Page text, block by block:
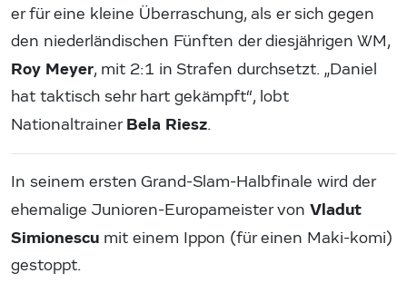
er für eine kleine Überraschung, als er sich gegen
den niederländischen Fünften der diesjährigen WM,
Roy Meyer, mit 2:1 in Strafen durchsetzt. „Daniel
hat taktisch sehr hart gekämpft“, lobt
NationaltrainerBela Riesz.
In seinem ersten Grand-Slam-Halbfinale wird der
ehemalige Junioren-Europameister von Vladut
Simionescu mit einem Ippon (für einen Maki-komi)
gestoppt.